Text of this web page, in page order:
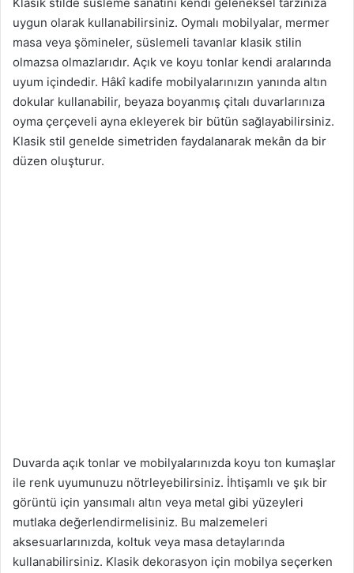
uygun olarak kullanabilirsiniz. Oymalı mobilyalar, mermer
masa veya şömineler, süslemeli tavanlar klasik stilin
olmazsa olmazlarıdır. Açık ve koyu tonlar kendi aralarında
uyum içindedir. Hâkî kadife mobilyalarınızın yanında altın
dokular kullanabilir, beyaza boyanmış çitalı duvarlarınıza
oyma çerçeveli ayna ekleyerek bir bütün sağlayabilirsiniz.
Klasik stil genelde simetriden faydalanarak mekân da bir
düzen oluşturur.
Duvarda açık tonlar ve mobilyalarınızda koyu ton kumaşlar
ile renk uyumunuzu nötrleyebilirsiniz. İhtişamlı ve şık bir
görüntü için yansımalı altın veya metal gibi yüzeyleri
mutlaka değerlendirmelisiniz. Bu malzemeleri
aksesuarlarınızda, koltuk veya masa detaylarında
kullanabilirsiniz. Klasik dekorasyon için mobilya seçerken